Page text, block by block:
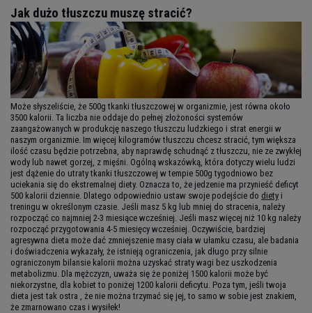
Jak dużo tłuszczu muszę stracić?
Może słyszeliście, że 500g tkanki tłuszczowej w organizmie, jest równa około
3500 kalorii. Ta liczba nie oddaje do pełnej złożoności systemów
zaangażowanych w produkcję naszego tłuszczu ludzkiego i strat energii w
naszym organizmie. Im więcej kilogramów tłuszczu chcesz stracić, tym większa
ilość czasu będzie potrzebna, aby naprawdę schudnąć z tłuszczu, nie ze zwykłej
wody lub nawet gorzej, z mięśni. Ogólną wskazówką, która dotyczy wielu ludzi
jest dążenie do utraty tkanki tłuszczowej w tempie 500g tygodniowo bez
uciekania się do ekstremalnej diety. Oznacza to, że jedzenie ma przynieść deficyt
500 kalorii dziennie. Dlatego odpowiednio ustaw swoje podejście do diety i
treningu w określonym czasie. Jeśli masz 5 kg lub mniej do stracenia, należy
rozpocząć co najmniej 2-3 miesiące wcześniej. Jeśli masz więcej niż 10 kg należy
rozpocząć przygotowania 4-5 miesięcy wcześniej. Oczywiście, bardziej
agresywna dieta może dać zmniejszenie masy ciała w ułamku czasu, ale badania
i doświadczenia wykazały, że istnieją ograniczenia, jak długo przy silnie
ograniczonym bilansie kalorii można uzyskać straty wagi bez uszkodzenia
metabolizmu. Dla mężczyzn, uważa się że poniżej 1500 kalorii może być
niekorzystne, dla kobiet to poniżej 1200 kalorii deficytu. Poza tym, jeśli twoja
dieta jest tak ostra , że nie można trzymać się jej, to samo w sobie jest znakiem,
że zmarnowano czas i wysiłek!